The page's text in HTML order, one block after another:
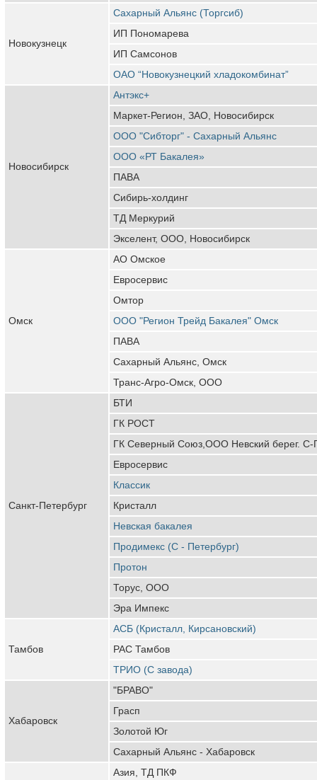
Новокузнецк
Сахарный Альянс (Торгсиб)
ИП Пономарева
ИП Самсонов
ОАО “Новокузнецкий хладокомбинат”
Новосибирск
Антэкс+
Маркет-Регион, ЗАО, Новосибирск
ООО "Сибторг" - Сахарный Альянс
ООО «РТ Бакалея»
ПАВА
Сибирь-холдинг
ТД Меркурий
Экселент, ООО, Новосибирск
Омск
АО Омское
Евросервис
Омтор
ООО "Регион Трейд Бакалея" Омск
ПАВА
Сахарный Альянс, Омск
Транс-Агро-Омск, ООО
Санкт-Петербург
БТИ
ГК РОСТ
ГК Северный Союз,ООО Невский берег. С-
Евросервис
Классик
Кристалл
Невская бакалея
Продимекс (С - Петербург)
Протон
Торус, ООО
Эра Импекс
Тамбов
АСБ (Кристалл, Кирсановский)
РАС Тамбов
ТРИО (С завода)
Хабаровск
"БРАВО"
Грасп
Золотой Юг
Сахарный Альянс - Хабаровск
Азия, ТД ПКФ